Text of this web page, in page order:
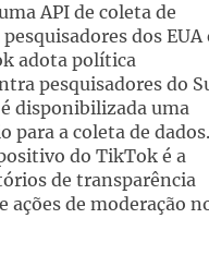
API de coleta de
dos EUA
adota política
pesquisadores do
disponibilizada uma
para a coleta de dados.
do TikTok é a
de transparência
ações de moderação